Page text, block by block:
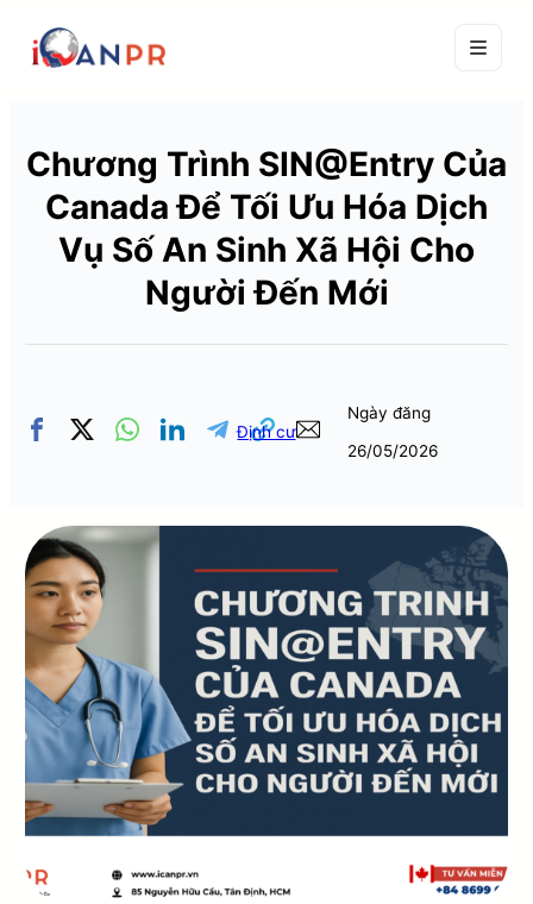
Chương Trình SIN@Entry Của
Canada Để Tối Ưu Hóa Dịch
Vụ Số An Sinh Xã Hội Cho
Người Đến Mới
Định cư
Ngày đăng
26/05/2026